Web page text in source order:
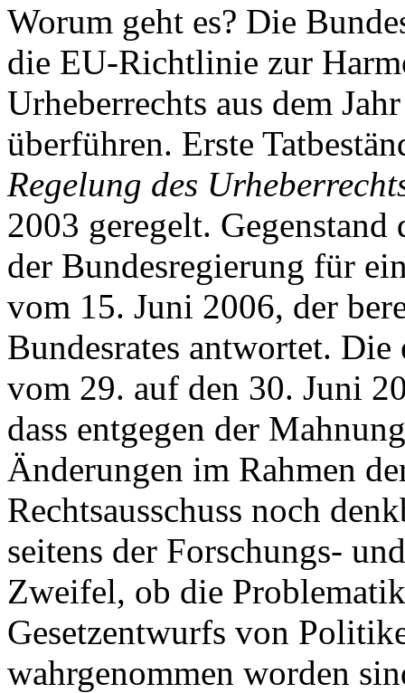
Worum geht es? Die
die EU-Richtlinie zur
Urheberrechts aus dem
überführen. Erste
Regelung des
2003 geregelt.
der Bundesregierung für
vom 15. Juni 2006, der
Bundesrates antwortet.
vom 29. auf den 30. Juni
dass entgegen der
Änderungen im Rahmen
Rechtsausschuss noch
seitens der Forschungs-
Zweifel, ob die
Gesetzentwurfs von
wahrgenommen worden